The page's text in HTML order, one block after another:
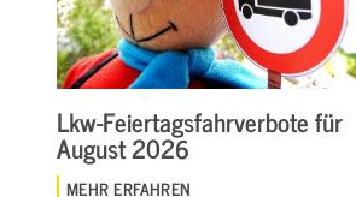
Lkw-Feiertagsfahrverbote für
August 2026
MEHR ERFAHREN